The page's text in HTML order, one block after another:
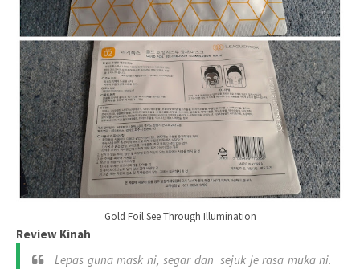
Gold Foil See Through Illumination
Review Kinah
Lepas guna mask ni, segar dan sejuk je rasa muka ni.